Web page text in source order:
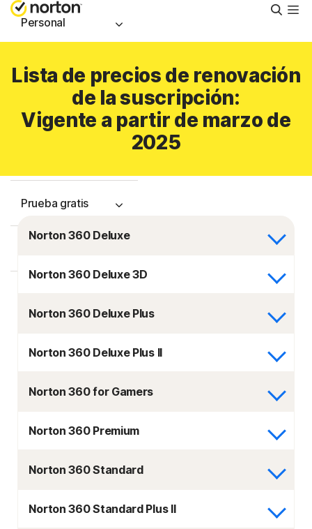
Personal
Pequeñas empresas
Recursos
Prueba gratis
Lista de precios de renovación
de la suscripción:
Vigente a partir de marzo de
2025
Norton 360 Deluxe
Norton 360 Deluxe 3D
Norton 360 Deluxe Plus
Norton 360 Deluxe Plus II
Norton 360 for Gamers
Norton 360 Premium
Norton 360 Standard
Norton 360 Standard Plus II